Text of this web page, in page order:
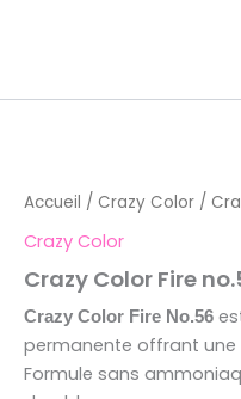
Accueil / Crazy Color /
Crazy Color
Crazy Color Fire
Crazy Color Fire No.56
permanente offrant une
Formule sans
Color
Fire